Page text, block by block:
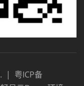
. | 粤ICP备